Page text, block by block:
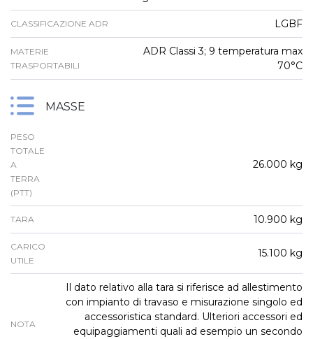
CLASSIFICAZIONE ADR LGBF
MATERIE
TRASPORTABILI
ADR Classi 3; 9 temperatura max
70°C
MASSE
PESO
TOTALE
A
TERRA
(PTT)
26.000 kg
TARA 10.900 kg
CARICO
UTILE
15.100 kg
NOTA
Il dato relativo alla tara si riferisce ad allestimento
con impianto di travaso e misurazione singolo ed
accessoristica standard. Ulteriori accessori ed
equipaggiamenti quali ad esempio un secondo